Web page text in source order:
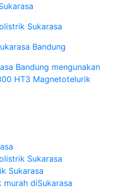
Sukarasa
Bandung
Bandung mengunakan
HT3 Magnetotelurik
Sukarasa
Sukarasa
diSukarasa